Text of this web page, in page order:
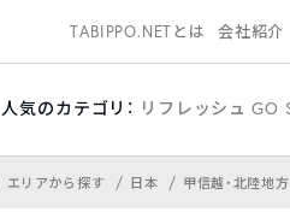
TABIPPO.NETとは 会社紹介
人気のカテゴリ： リフレッシュ GO
エリアから探す 日本 甲信越・北陸地方